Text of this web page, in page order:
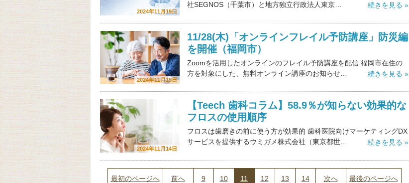
2024年11月19日
社SEGNOS（千葉市）と地方独立行政法人東京…
続きを見る »
2024年11月15日
11/28(木)「オンラインフレイル予防講座」防災編
を開催（福岡市）
Zoomを活用したオンラインのフレイル予防講座を配信 福岡市在住の
方を対象にした、無料オンライン講座のお知らせ…
続きを見る »
2024年11月14日
【Teech 歯科コラム】58.9％が知らない効果的な
フロスの使用順序
フロスは歯磨きの前に使う方が効果的 歯科医院向けマーケティングDX
サービスを提供するウミガメ株式会社（東京都世…
続きを見る »
最初のページへ 前へ 9 10 11 12 13 14 次へ 最後のページへ